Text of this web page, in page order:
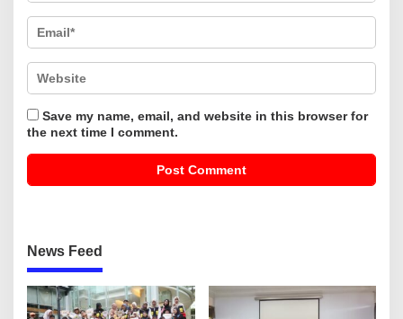
Save my name, email, and website in this browser for
the next time I comment.
News Feed